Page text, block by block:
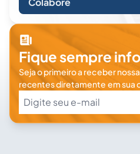
Fique sempre
Seja o primeiro a receber
recentes diretamente em sua